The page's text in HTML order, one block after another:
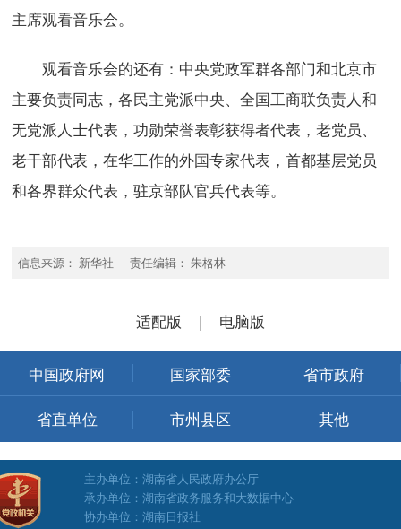
主席观看音乐会。
观看音乐会的还有：中央党政军群各部门和北京市
主要负责同志，各民主党派中央、全国工商联负责人和
无党派人士代表，功勋荣誉表彰获得者代表，老党员、
老干部代表，在华工作的外国专家代表，首都基层党员
和各界群众代表，驻京部队官兵代表等。
信息来源： 新华社 责任编辑： 朱格林
适配版 | 电脑版
中国政府网 国家部委 省市政府
省直单位 市州县区 其他
主办单位：湖南省人民政府办公厅
承办单位：湖南省政务服务和大数据中心
协办单位：湖南日报社